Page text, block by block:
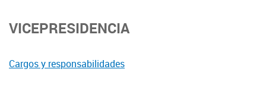
VICEPRESIDENCIA
Cargos y responsabilidades